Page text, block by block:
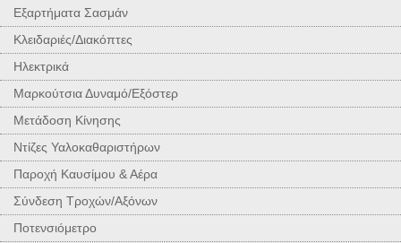
Εξαρτήματα Σασμάν
Κλειδαριές/Διακόπτες
Ηλεκτρικά
Μαρκούτσια Δυναμό/Εξόστερ
Μετάδοση Κίνησης
Ντίζες Υαλοκαθαριστήρων
Παροχή Καυσίμου & Αέρα
Σύνδεση Τροχών/Αξόνων
Ποτενσιόμετρο